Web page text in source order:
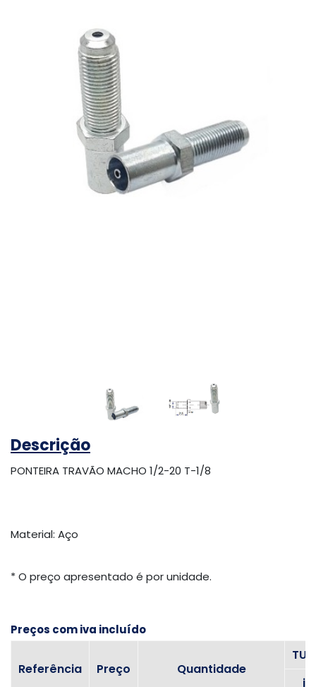
Descrição
PONTEIRA TRAVÃO MACHO 1/2-20 T-1/8
Material: Aço
* O preço apresentado é por unidade.
Preços com iva incluído
Referência Preço Quantidade
in